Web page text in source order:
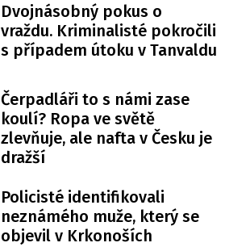
Dvojnásobný pokus o
vraždu. Kriminalisté pokročili
s případem útoku v Tanvaldu
Čerpadláři to s námi zase
koulí? Ropa ve světě
zlevňuje, ale nafta v Česku je
dražší
Policisté identifikovali
neznámého muže, který se
objevil v Krkonoších